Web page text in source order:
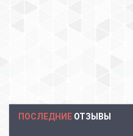
ПОСЛЕДНИЕ ОТЗЫВЫ